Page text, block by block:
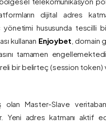
dijital adres
yönetimi hususunda tescilli
kullanan Enjoybet , domain
tamamen
bir belirteç (session token)
olan Master-Slave
Yeni adres katmanı aktif